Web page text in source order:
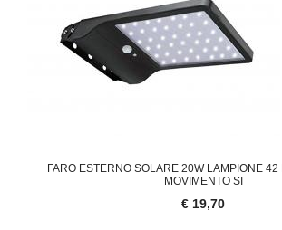
FARO ESTERNO SOLARE 20W LAMPIONE
MOVIMENTO SI
€ 19,70